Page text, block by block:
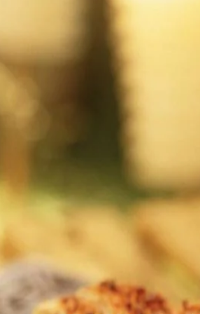
de stukjes kip uit het
roeren de eieren stollen er een soort
velletjes erop en bestrijk met boter.
de oven ca. 25 min. mee. Laat afkoelen
er meestal duif voor gebruikt.